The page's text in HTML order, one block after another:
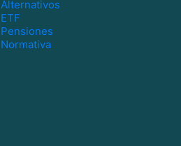
Alternativos
ETF
Pensiones
Normativa